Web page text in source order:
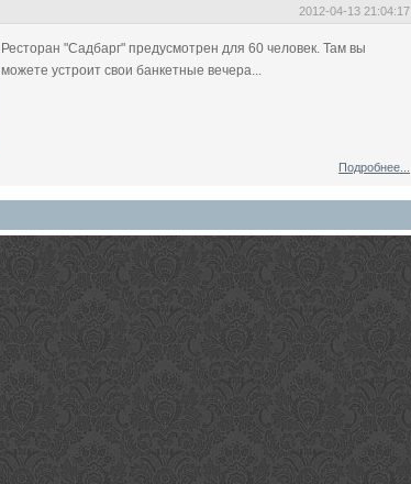
2012-04-13 21:04:17
Ресторан "Садбарг" предусмотрен для 60 человек. Там вы
можете устроит свои банкетные вечера...
Подробнее...